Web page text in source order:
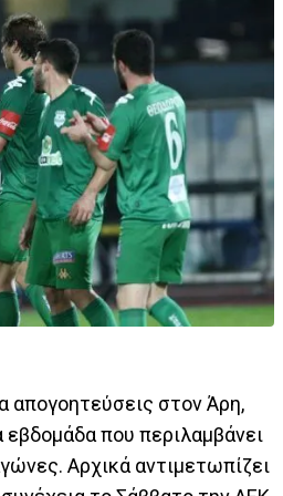
απογοητεύσεις στον Άρη,
που περιλαμβάνει
Αρχικά αντιμετωπίζει